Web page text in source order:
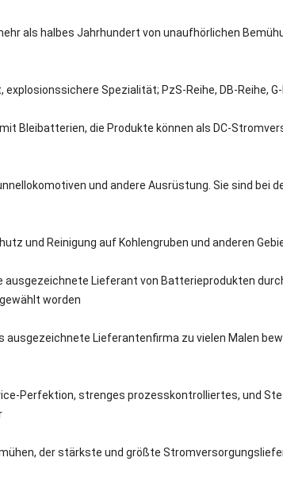
als halbes Jahrhundert von unaufhörlichen
Spezialität; PzS-Reihe, DB-Reihe, G-
Bleibatterien, die Produkte können als DC-
und andere Ausrüstung. Sie sind bei
und Reinigung auf Kohlengruben und anderen
ausgezeichnete Lieferant von Batterieprodukten
worden
ausgezeichnete Lieferantenfirma zu vielen Malen
Perfektion, strenges prozesskontrolliertes, und
der stärkste und größte